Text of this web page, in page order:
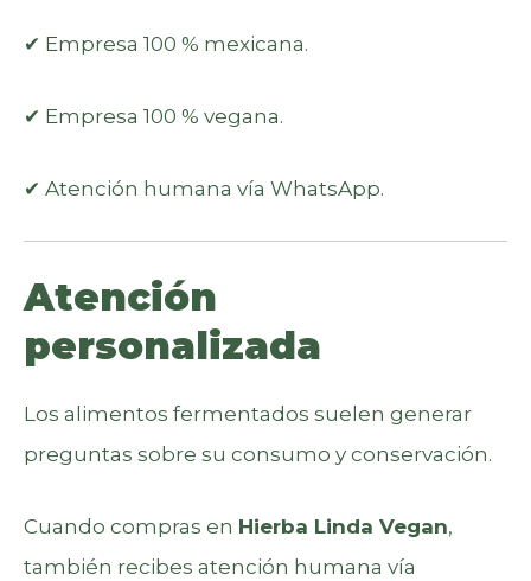
✔ Empresa 100 % mexicana.
✔ Empresa 100 % vegana.
✔ Atención humana vía WhatsApp.
Atención
personalizada
Los alimentos fermentados suelen generar
preguntas sobre su consumo y conservación.
Cuando compras en Hierba Linda Vegan,
también recibes atención humana vía